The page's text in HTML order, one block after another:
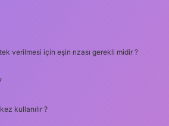
verilmesi için eşin rızası gerekli midir ?
kullanılır ?